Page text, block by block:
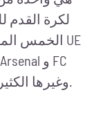
لكرة القدم